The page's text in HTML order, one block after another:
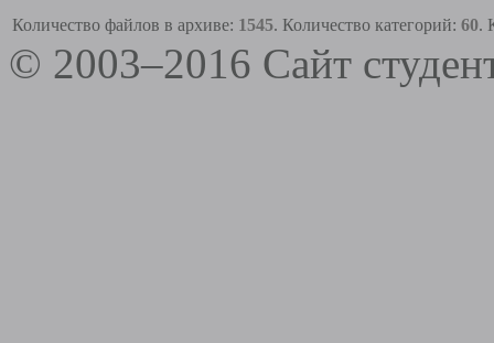
Количество файлов в архиве: 1545. Количество категорий: 60.
© 2003–2016 Сайт